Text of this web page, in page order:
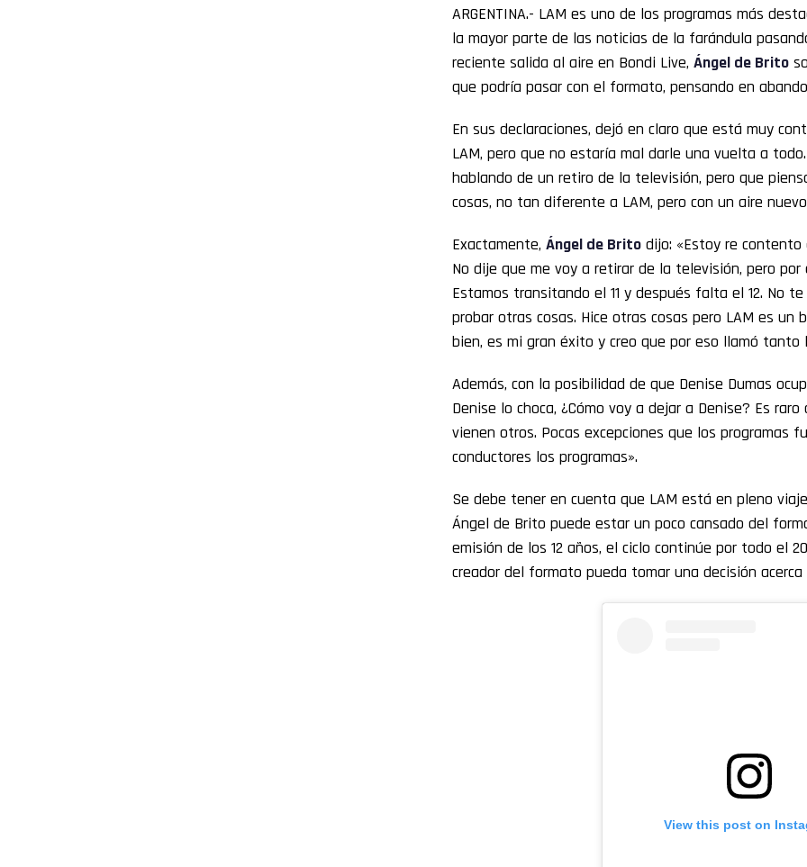
ARGENTINA.- LAM es uno de los programas más
la mayor parte de las noticias de la farándula
reciente salida al aire en Bondi Live, Ángel de Brito
que podría pasar con el formato, pensando en
En sus declaraciones, dejó en claro que está muy
LAM, pero que no estaría mal darle una vuelta a
hablando de un retiro de la televisión, pero que
cosas, no tan diferente a LAM, pero con un aire
Exactamente, Ángel de Brito dijo: «Estoy re contento
No dije que me voy a retirar de la televisión, pero por
Estamos transitando el 11 y después falta el 12. No
probar otras cosas. Hice otras cosas pero LAM es un
bien, es mi gran éxito y creo que por eso llamó tanto
Además, con la posibilidad de que Denise Dumas
Denise lo choca, ¿Cómo voy a dejar a Denise? Es
vienen otros. Pocas excepciones que los programas
conductores los programas».
Se debe tener en cuenta que LAM está en pleno
Ángel de Brito puede estar un poco cansado del
emisión de los 12 años, el ciclo continúe por todo el
creador del formato pueda tomar una decisión
View this post on